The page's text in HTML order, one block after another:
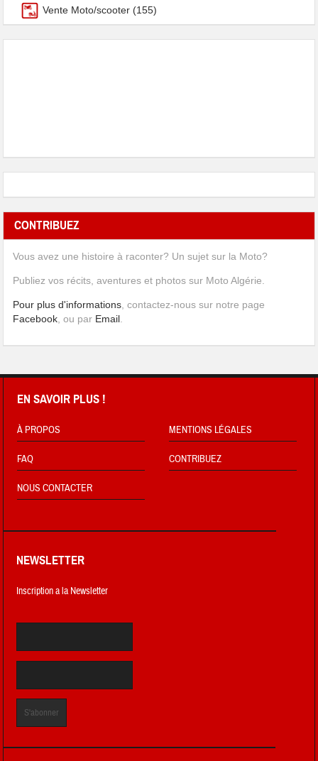
Vente Moto/scooter (155)
CONTRIBUEZ
Vous avez une histoire à raconter? Un sujet sur la Moto?
Publiez vos récits, aventures et photos sur Moto Algérie.
Pour plus d'informations, contactez-nous sur notre page
Facebook, ou par Email.
EN SAVOIR PLUS !
À PROPOS MENTIONS LÉGALES
FAQ CONTRIBUEZ
NOUS CONTACTER
NEWSLETTER
Inscription a la Newsletter